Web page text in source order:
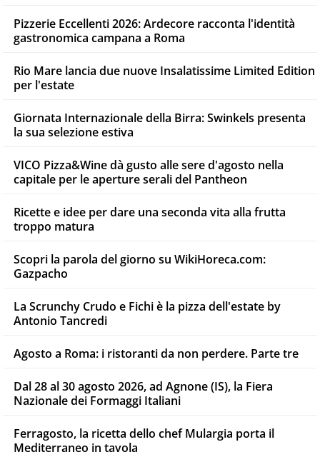
Pizzerie Eccellenti 2026: Ardecore racconta l'identità
gastronomica campana a Roma
Rio Mare lancia due nuove Insalatissime Limited Edition
per l'estate
Giornata Internazionale della Birra: Swinkels presenta
la sua selezione estiva
VICO Pizza&Wine dà gusto alle sere d'agosto nella
capitale per le aperture serali del Pantheon
Ricette e idee per dare una seconda vita alla frutta
troppo matura
Scopri la parola del giorno su WikiHoreca.com:
Gazpacho
La Scrunchy Crudo e Fichi è la pizza dell'estate by
Antonio Tancredi
Agosto a Roma: i ristoranti da non perdere. Parte tre
Dal 28 al 30 agosto 2026, ad Agnone (IS), la Fiera
Nazionale dei Formaggi Italiani
Ferragosto, la ricetta dello chef Mulargia porta il
Mediterraneo in tavola